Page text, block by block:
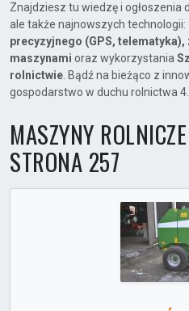
Znajdziesz tu wiedzę i
ale także najnowszych technologii:
precyzyjnego (GPS,
maszynami oraz wykorzystania
rolnictwie . Bądź na bieżąco z
gospodarstwo w duchu rolnictwa
MASZYNY
STRONA 257